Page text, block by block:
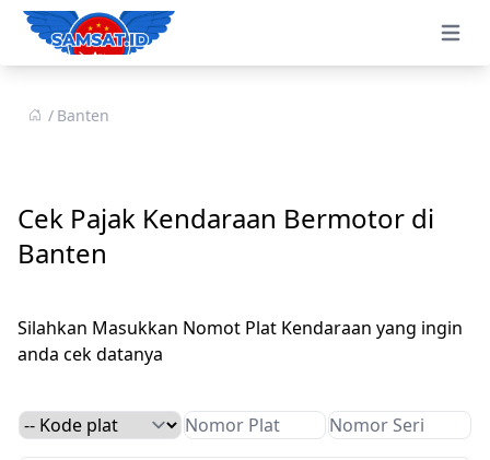
Open
Banten
Cek Pajak Kendaraan Bermotor di
Banten
Silahkan Masukkan Nomot Plat Kendaraan yang ingin
anda cek datanya